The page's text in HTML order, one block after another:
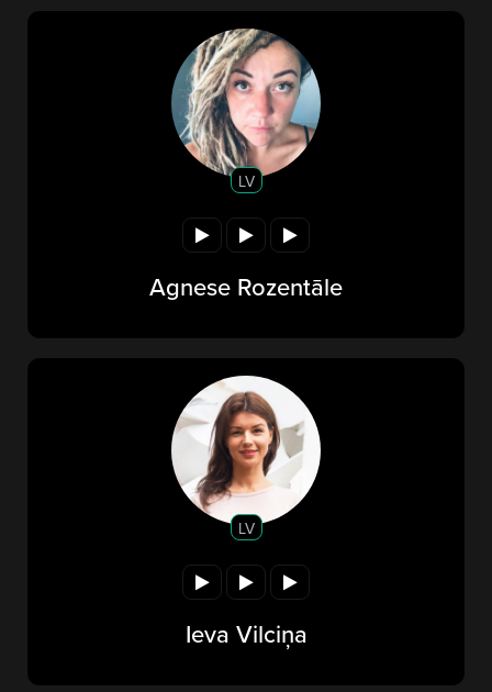
LV
Agnese Rozentāle
LV
Ieva Vilciņa